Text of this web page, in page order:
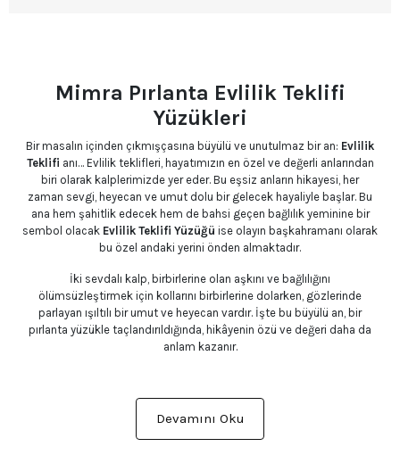
Mimra Pırlanta Evlilik Teklifi
Yüzükleri
Bir masalın içinden çıkmışçasına büyülü ve unutulmaz bir an: Evlilik
Teklifi anı… Evlilik teklifleri, hayatımızın en özel ve değerli anlarından
biri olarak kalplerimizde yer eder. Bu eşsiz anların hikayesi, her
zaman sevgi, heyecan ve umut dolu bir gelecek hayaliyle başlar. Bu
ana hem şahitlik edecek hem de bahsi geçen bağlılık yeminine bir
sembol olacak Evlilik Teklifi Yüzüğü ise olayın başkahramanı olarak
bu özel andaki yerini önden almaktadır.
İki sevdalı kalp, birbirlerine olan aşkını ve bağlılığını
ölümsüzleştirmek için kollarını birbirlerine dolarken, gözlerinde
parlayan ışıltılı bir umut ve heyecan vardır. İşte bu büyülü an, bir
pırlanta yüzükle taçlandırıldığında, hikâyenin özü ve değeri daha da
anlam kazanır.
Devamını Oku